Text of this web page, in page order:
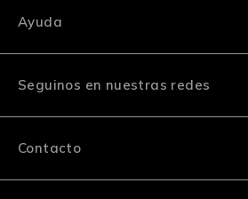
Ayuda
Seguinos en nuestras redes
Contacto